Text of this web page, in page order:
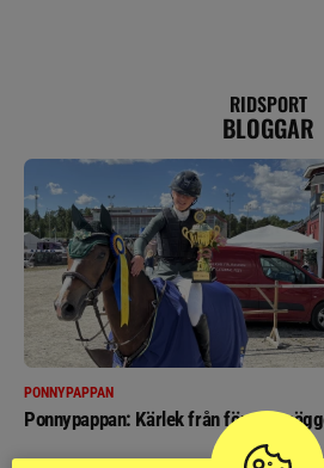
RIDSPORT
BLOGGAR
PONNYPAPPAN
Ponnypappan: Kärlek från första